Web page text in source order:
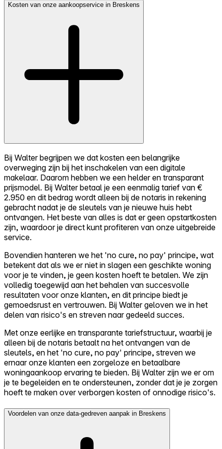
Kosten van onze aankoopservice in Breskens
Bij Walter begrijpen we dat kosten een belangrijke
overweging zijn bij het inschakelen van een digitale
makelaar. Daarom hebben we een helder en transparant
prijsmodel. Bij Walter betaal je een eenmalig tarief van €
2.950 en dit bedrag wordt alleen bij de notaris in rekening
gebracht nadat je de sleutels van je nieuwe huis hebt
ontvangen. Het beste van alles is dat er geen opstartkosten
zijn, waardoor je direct kunt profiteren van onze uitgebreide
service.
Bovendien hanteren we het 'no cure, no pay' principe, wat
betekent dat als we er niet in slagen een geschikte woning
voor je te vinden, je geen kosten hoeft te betalen. We zijn
volledig toegewijd aan het behalen van succesvolle
resultaten voor onze klanten, en dit principe biedt je
gemoedsrust en vertrouwen. Bij Walter geloven we in het
delen van risico's en streven naar gedeeld succes.
Met onze eerlijke en transparante tariefstructuur, waarbij je
alleen bij de notaris betaalt na het ontvangen van de
sleutels, en het 'no cure, no pay' principe, streven we
ernaar onze klanten een zorgeloze en betaalbare
woningaankoop ervaring te bieden. Bij Walter zijn we er om
je te begeleiden en te ondersteunen, zonder dat je je zorgen
hoeft te maken over verborgen kosten of onnodige risico's.
Voordelen van onze data-gedreven aanpak in Breskens